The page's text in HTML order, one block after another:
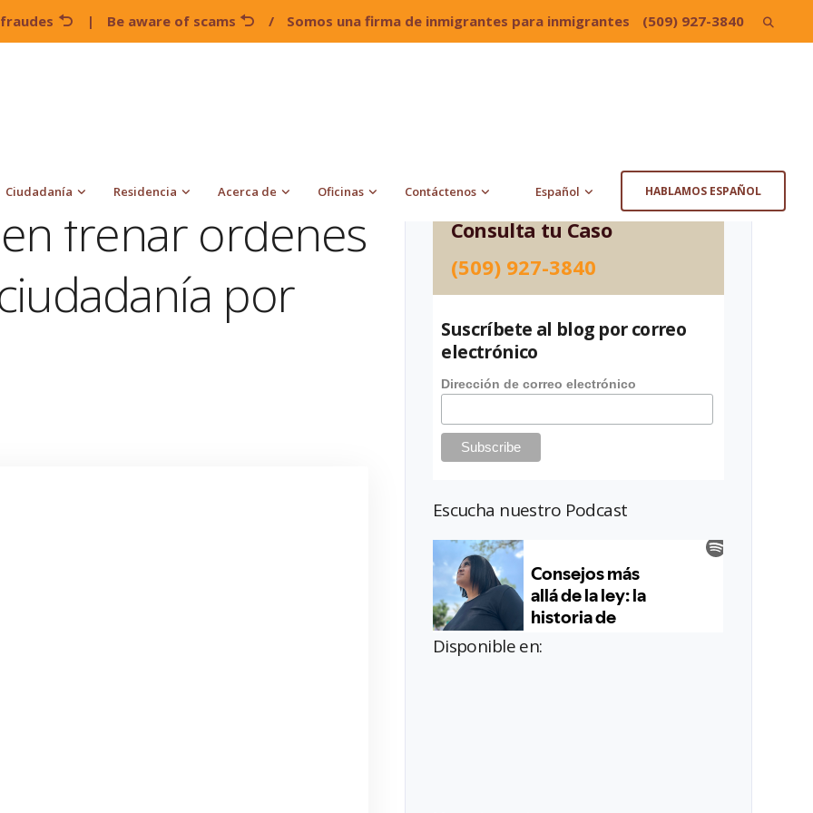
| Be aware of scams / Somos una firma de inmigrantes para inmigrantes (509) 927-3840 Search
Ciudadanía Residencia Acerca de Oficinas Contáctenos Español HABLAMOS ESPAÑOL
frenar ordenes
por
Consulta tu Caso
(509) 927-3840
Suscríbete al blog por correo
electrónico
Dirección de correo electrónico
Escucha nuestro Podcast
Disponible en: